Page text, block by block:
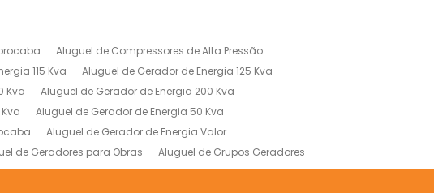
Aluguel de Compressores de Alta Pressão
115 Kva
Aluguel de Gerador de Energia 125 Kva
Kva
Aluguel de Gerador de Energia 200 Kva
Aluguel de Gerador de Energia 50 Kva
Aluguel de Gerador de Energia Valor
de Geradores para Obras
Aluguel de Grupos Geradores
de Geradores
Gerador 180 Kva Aluguel